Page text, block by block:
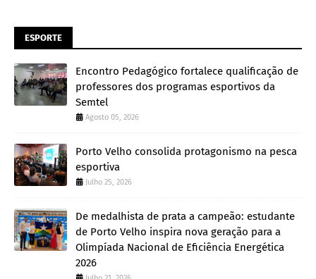
ESPORTE
Encontro Pedagógico fortalece qualificação de
professores dos programas esportivos da
Semtel
Agosto 05, 2026
Porto Velho consolida protagonismo na pesca
esportiva
Julho 25, 2026
De medalhista de prata a campeão: estudante
de Porto Velho inspira nova geração para a
Olimpíada Nacional de Eficiência Energética
2026